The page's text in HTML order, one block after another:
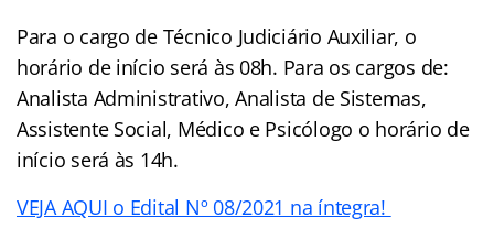
Para o cargo de Técnico Judiciário Auxiliar, o
horário de início será às 08h. Para os cargos de:
Analista Administrativo, Analista de Sistemas,
Assistente Social, Médico e Psicólogo o horário de
início será às 14h.
VEJA AQUI o Edital Nº 08/2021 na íntegra!